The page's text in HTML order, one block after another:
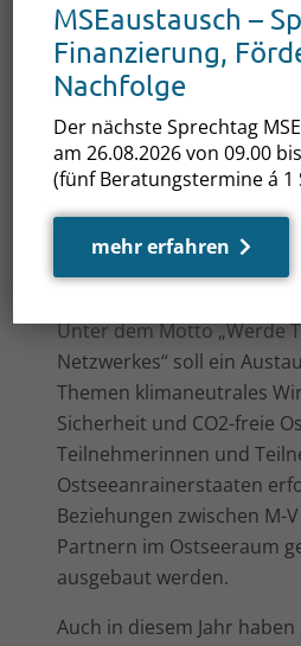
der Ministerpräsidentin
Diese
Landesregierung
Industrie- und
zwei sehr erfolgreichen
2022 und 2024 mit zuletzt
nationalen und
anknüpfen.
Unter dem Motto „Werde
Netzwerkes“ soll ein
Themen klimaneutrales
Sicherheit und CO2-freie
Teilnehmerinnen und
Ostseeanrainerstaaten
Beziehungen zwischen M-
Partnern im Ostseeraum
ausgebaut werden.
Auch in diesem Jahr
MSEaustausch –
Finanzierung,
Nachfolge
Der nächste Sprechtag
am 26.08.2026 von 09.00
(fünf Beratungstermine á 1
mehr erfahren